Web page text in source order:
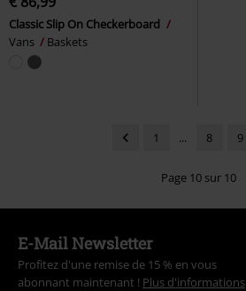
Classic Slip On Checkerboard
Vans
Baskets
1 ... 8 9
Page 10 sur 10
E-Mail Newsletter
Profitez d'une remise de 15 % en vous
abonnant maintenant ! Plus d'informations